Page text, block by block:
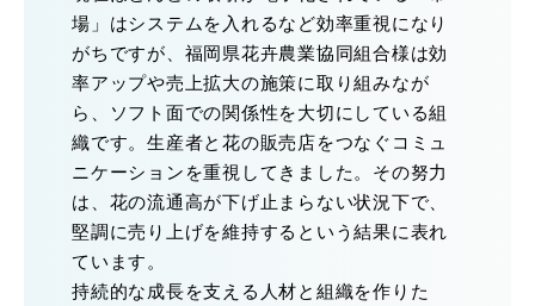
場」はシステムを入れるなど効率重視になり
がちですが、福岡県花卉農業協同組合様は効
率アップや売上拡大の施策に取り組みなが
ら、ソフト面での関係性を大切にしている組
織です。生産者と花の販売店をつなぐコミュ
ニケーションを重視してきました。その努力
は、花の流通高が下げ止まらない状況下で、
堅調に売り上げを維持するという結果に表れ
ています。
持続的な成長を支える人材と組織を作りた